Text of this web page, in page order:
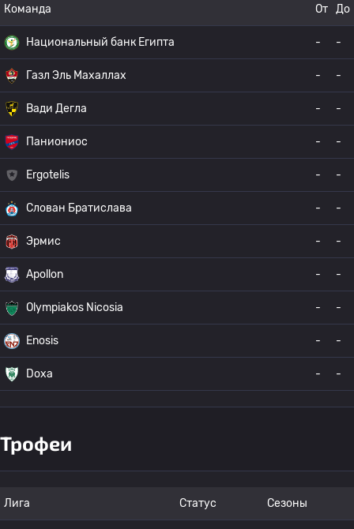
Команда От До
Национальный банк Египта - -
Газл Эль Махаллах - -
Вади Дегла - -
Паниониос - -
Ergotelis - -
Слован Братислава - -
Эрмис - -
Apollon - -
Olympiakos Nicosia - -
Enosis - -
Doxa - -
Трофеи
Лига Статус Сезоны